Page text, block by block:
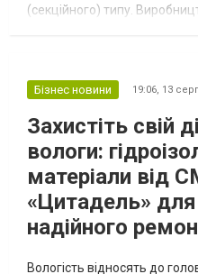
(секційного) типу.
клієнти отримують продукт,
Більше того, реалізація мож...
Бізнес новини 19:06, 13
Захистіть свій
вологи:
матеріали від
«Цитадель» для
надійного
Вологість відносять до